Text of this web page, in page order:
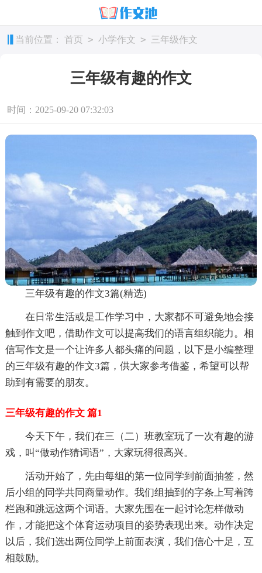
当前位置： 首页 > 小学作文 > 三年级作文
三年级有趣的作文
时间：2025-09-20 07:32:03
三年级有趣的作文3篇(精选)
在日常生活或是工作学习中，大家都不可避免地会接
触到作文吧，借助作文可以提高我们的语言组织能力。相
信写作文是一个让许多人都头痛的问题，以下是小编整理
的三年级有趣的作文3篇，供大家参考借鉴，希望可以帮
助到有需要的朋友。
三年级有趣的作文 篇1
今天下午，我们在三（二）班教室玩了一次有趣的游
戏，叫“做动作猜词语”，大家玩得很高兴。
活动开始了，先由每组的第一位同学到前面抽签，然
后小组的同学共同商量动作。我们组抽到的字条上写着跨
栏跑和跳远这两个词语。大家先围在一起讨论怎样做动
作，才能把这个体育运动项目的姿势表现出来。动作决定
以后，我们选出两位同学上前面表演，我们信心十足，互
相鼓励。